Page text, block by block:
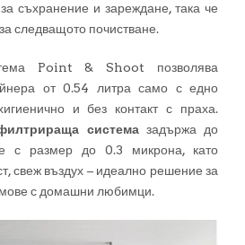
съхранение и зареждане, така че
следващото почистване.
Point & Shoot позволява
от 0.54 литра само с едно
и без контакт с праха.
системазадържа до
с размер до 0.3 микрона, като
свеж въздух – идеално решение за
с домашни любимци.